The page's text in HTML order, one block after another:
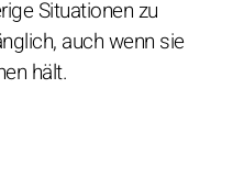
Situationen zu
auch wenn sie
hält.